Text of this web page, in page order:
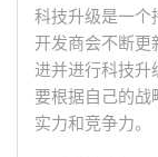
科技升级是一个
开发商会不断更
进并进行科技升
要根据自己的战
实力和竞争力。